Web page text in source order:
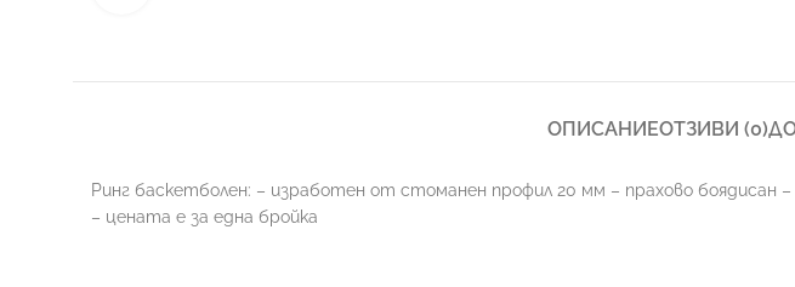
ОПИСАНИЕОТЗИВИ (0)
Ринг баскетболен: – изработен от стоманен профил 20 мм – прахово
– цената е за една бройка